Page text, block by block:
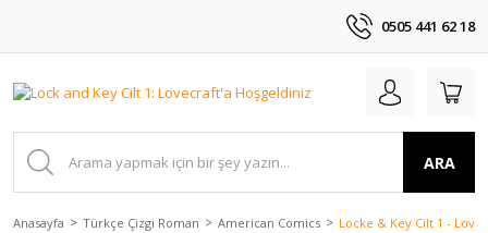
0505 441 62 18
ARA
Anasayfa Türkçe Çizgi Roman American Comics Locke & Key Cilt 1 -